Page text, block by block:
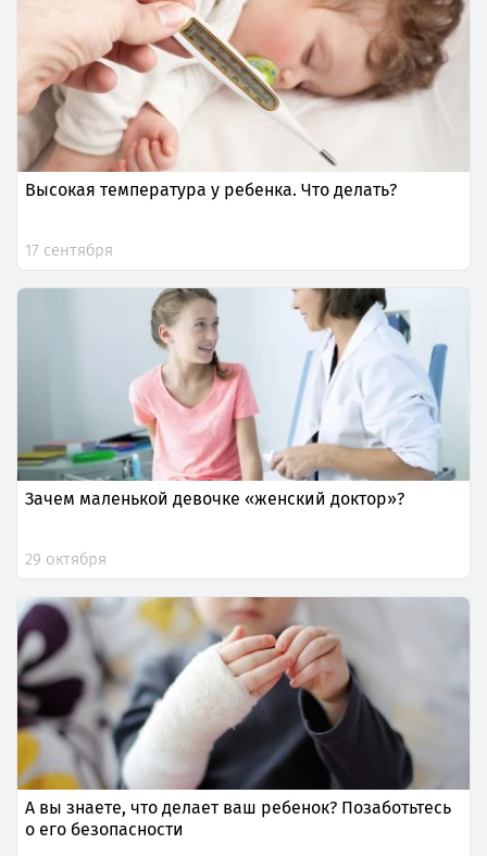
Высокая температура у ребенка. Что делать?
17 сентября
Зачем маленькой девочке «женский доктор»?
29 октября
А вы знаете, что делает ваш ребенок? Позаботьтесь
о его безопасности